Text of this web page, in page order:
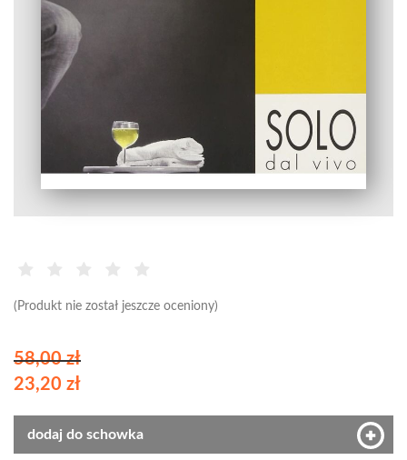
(Produkt nie został jeszcze oceniony)
58,00 zł
23,20 zł
dodaj do schowka